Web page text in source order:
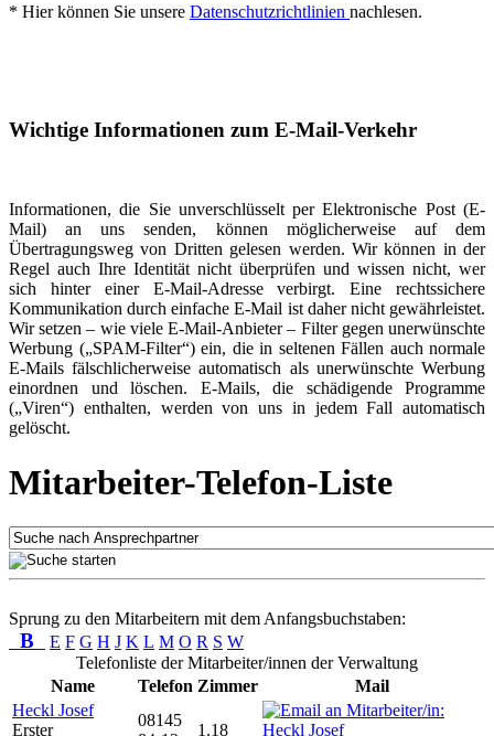
* Hier können Sie unsere Datenschutzrichtlinien nachlesen.
Wichtige Informationen zum E-Mail-Verkehr
Informationen, die Sie unverschlüsselt per Elektronische Post (E-
Mail) an uns senden, können möglicherweise auf dem
Übertragungsweg von Dritten gelesen werden. Wir können in der
Regel auch Ihre Identität nicht überprüfen und wissen nicht, wer
sich hinter einer E-Mail-Adresse verbirgt. Eine rechtssichere
Kommunikation durch einfache E-Mail ist daher nicht gewährleistet.
Wir setzen – wie viele E-Mail-Anbieter – Filter gegen unerwünschte
Werbung („SPAM-Filter“) ein, die in seltenen Fällen auch normale
E-Mails fälschlicherweise automatisch als unerwünschte Werbung
einordnen und löschen. E-Mails, die schädigende Programme
(„Viren“) enthalten, werden von uns in jedem Fall automatisch
gelöscht.
Mitarbeiter-Telefon-Liste
Sprung zu den Mitarbeitern mit dem Anfangsbuchstaben:
B E F G H J K L M O R S W
Telefonliste der Mitarbeiter/innen der Verwaltung
Name
Telefon Zimmer
Mail
Heckl Josef
Erster
08145
1.18